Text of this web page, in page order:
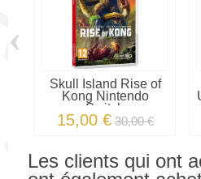
Skull Island Rise of
Kong Nintendo
Switch
15,00 € 30,00 €
‹
Les clients qui ont